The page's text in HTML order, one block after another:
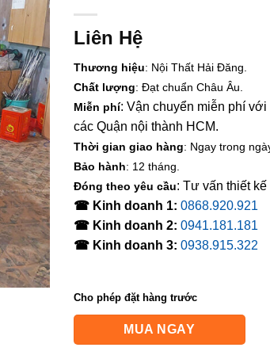
Liên Hệ
Thương hiệu: Nội Thất Hải Đăng.
Chất lượng: Đạt chuẩn Châu Âu.
Miễn phí: Vận chuyển miễn phí
các Quận nội thành HCM.
Thời gian giao hàng: Ngay trong
Bảo hành: 12 tháng.
Đóng theo yêu cầu: Tư vấn thiết
☎ Kinh doanh 1: 0868.920.921
☎ Kinh doanh 2: 0941.181.181
☎ Kinh doanh 3: 0938.915.322
Cho phép đặt hàng trước
MUA NGAY